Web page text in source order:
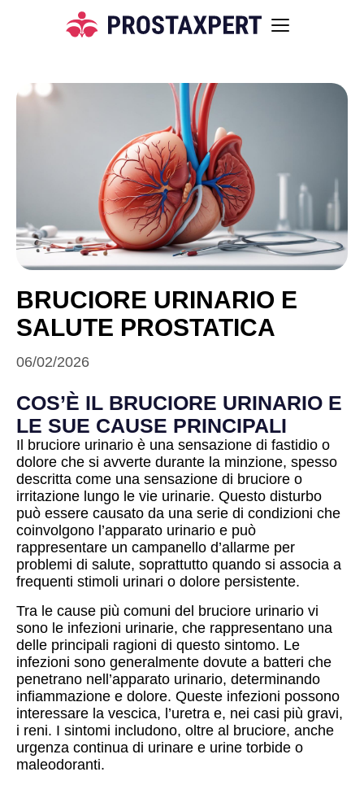
BRUCIORE URINARIO E
SALUTE PROSTATICA
06/02/2026
COS’È IL BRUCIORE URINARIO E
LE SUE CAUSE PRINCIPALI
Il bruciore urinario è una sensazione di fastidio o
dolore che si avverte durante la minzione, spesso
descritta come una sensazione di bruciore o
irritazione lungo le vie urinarie. Questo disturbo
può essere causato da una serie di condizioni che
coinvolgono l’apparato urinario e può
rappresentare un campanello d’allarme per
problemi di salute, soprattutto quando si associa a
frequenti stimoli urinari o dolore persistente.
Tra le cause più comuni del bruciore urinario vi
sono le infezioni urinarie, che rappresentano una
delle principali ragioni di questo sintomo. Le
infezioni sono generalmente dovute a batteri che
penetrano nell’apparato urinario, determinando
infiammazione e dolore. Queste infezioni possono
interessare la vescica, l’uretra e, nei casi più gravi,
i reni. I sintomi includono, oltre al bruciore, anche
urgenza continua di urinare e urine torbide o
maleodoranti.